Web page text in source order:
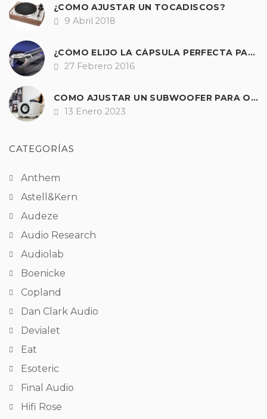
¿CÓMO AJUSTAR UN TOCADISCOS?
Fecha
9 Abril 2018
¿CÓMO ELIJO LA CÁPSULA PERFECTA PARA MI GIRADISCOS?
Fecha
27 Febrero 2016
CÓMO AJUSTAR UN SUBWOOFER PARA OBTENER UNOS GRAVES PERFECTOS EN HI-FI Y A/V
Fecha
13 Enero 2023
CATEGORÍAS
Anthem
Astell&Kern
Audeze
Audio Research
Audiolab
Boenicke
Copland
Dan Clark Audio
Devialet
Eat
Esoteric
Final Audio
Hifi Rose